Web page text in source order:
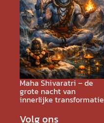
Maha Shivaratri – de
grote nacht van
innerlijke transformatie
Volg ons